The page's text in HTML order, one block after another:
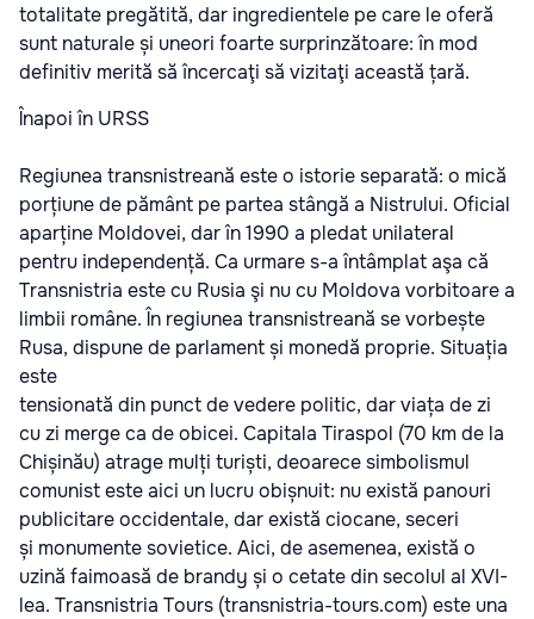
totalitate pregătită, dar ingredientele pe care le oferă
sunt naturale și uneori foarte surprinzătoare: în mod
definitiv merită să încercaţi să vizitaţi această țară.
Înapoi în URSS
Regiunea transnistreană este o istorie separată: o mică
porțiune de pământ pe partea stângă a Nistrului. Oficial
aparține Moldovei, dar în 1990 a pledat unilateral
pentru independență. Ca urmare s-a întâmplat aşa că
Transnistria este cu Rusia şi nu cu Moldova vorbitoare a
limbii române. În regiunea transnistreană se vorbește
Rusa, dispune de parlament și monedă proprie. Situația
este
tensionată din punct de vedere politic, dar viața de zi
cu zi merge ca de obicei. Capitala Tiraspol (70 km de la
Chișinău) atrage mulți turiști, deoarece simbolismul
comunist este aici un lucru obișnuit: nu există panouri
publicitare occidentale, dar există ciocane, seceri
și monumente sovietice. Aici, de asemenea, există o
uzină faimoasă de brandy și o cetate din secolul al XVI-
lea. Transnistria Tours (transnistria-tours.com) este una